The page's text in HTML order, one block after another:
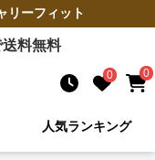
リーフィット
料無料
0 0
人気ランキング